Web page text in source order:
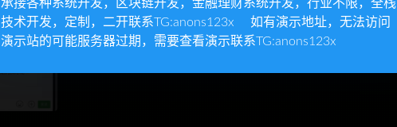
承接各种系统开发，区块链开发，金融理财系统开发，行业不限，全栈
技术开发，定制，二开联系TG:anons123x 如有演示地址，无法访问
演示站的可能服务器过期，需要查看演示联系TG:anons123x